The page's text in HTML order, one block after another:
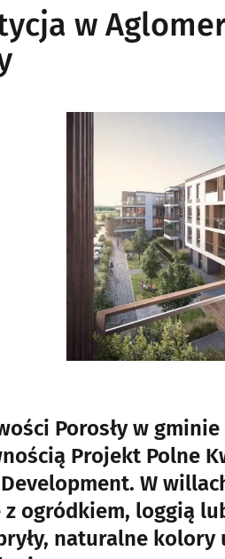
w
Porosły w
Projekt Polne
W
z ogródkiem, loggią
naturalne